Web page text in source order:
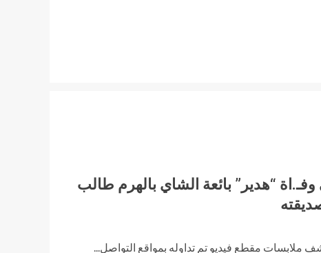
“هدير” بائعة الشاي بالهرم طالب
ملابسات مقطع فيديو تم تداوله بمواقع التواصل...